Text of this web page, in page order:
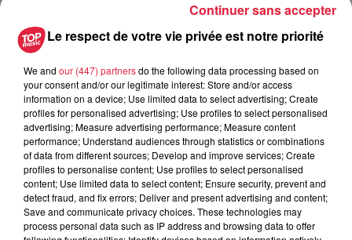
Le Mix de Nono #155
Le Mix de Nono #155
Le respect de votre vie privée est notre priorité
We and our (447) partnersdo the following data processing based on
your consent and/or our legitimate interest: Store and/or access
information on a device; Use limited data to select advertising; Create
profiles for personalised advertising; Use profiles to select personalised
advertising; Measure advertising performance; Measure content
performance; Understand audiences through statistics or combinations
of data from different sources; Develop and improve services; Create
profiles to personalise content; Use profiles to select personalised
content; Use limited data to select content; Ensure security, prevent and
detect fraud, and fix errors; Deliver and present advertising and content;
Save and communicate privacy choices. These technologies may
process personal data such as IP address and browsing data to offer
Continuer sans accepter